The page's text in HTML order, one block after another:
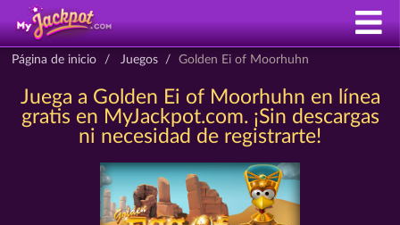
Página de inicio Juegos Golden Ei of Moorhuhn
Juega a Golden Ei of Moorhuhn en línea
gratis en MyJackpot.com. ¡Sin descargas
ni necesidad de registrarte!